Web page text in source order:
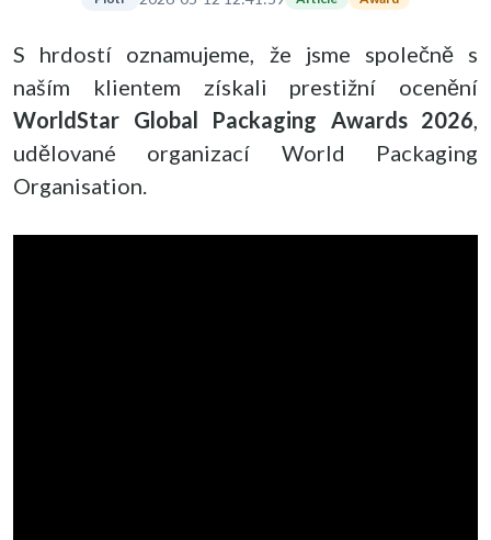
S hrdostí oznamujeme, že jsme společně s
naším klientem získali prestižní ocenění
WorldStar Global Packaging Awards 2026,
udělované organizací World Packaging
Organisation.